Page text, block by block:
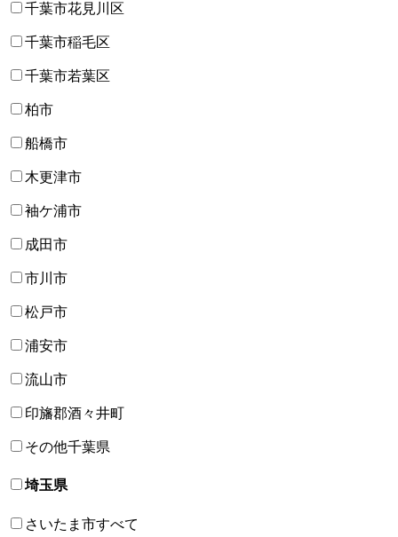
千葉市花見川区
千葉市稲毛区
千葉市若葉区
柏市
船橋市
木更津市
袖ケ浦市
成田市
市川市
松戸市
浦安市
流山市
印旛郡酒々井町
その他千葉県
埼玉県
さいたま市すべて